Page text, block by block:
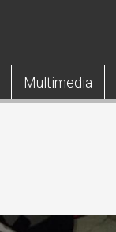
Multimedia